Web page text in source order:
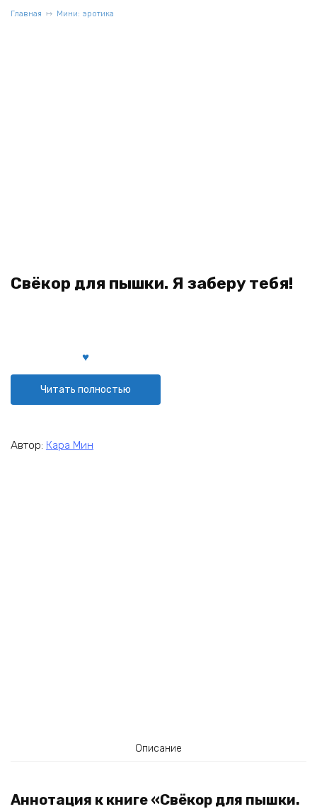
Главная Мини: эротика
Свёкор для пышки. Я заберу тебя!
Читать полностью
Автор: Кара Мин
Описание
Аннотация к книге «Свёкор для пышки.